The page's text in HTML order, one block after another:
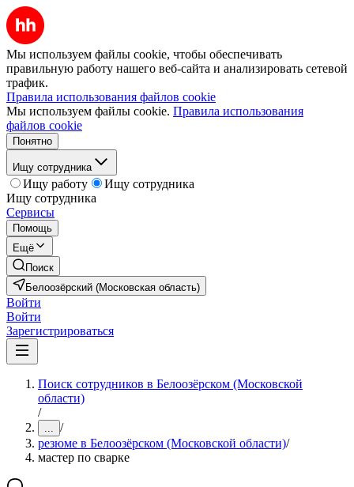
Мы используем файлы cookie, чтобы обеспечивать
правильную работу нашего веб-сайта и анализировать сетевой
трафик.
Правила использования файлов cookie
Мы используем файлы cookie. Правила использования
файлов cookie
Понятно
Ищу сотрудника
Ищу работу
Ищу сотрудника
Ищу сотрудника
Сервисы
Помощь
Ещё
Поиск
Белоозёрский (Московская область)
Войти
Войти
Зарегистрироваться
Поиск сотрудников в Белоозёрском (Московской
области)
/
... /
резюме в Белоозёрском (Московской области)/
мастер по сварке